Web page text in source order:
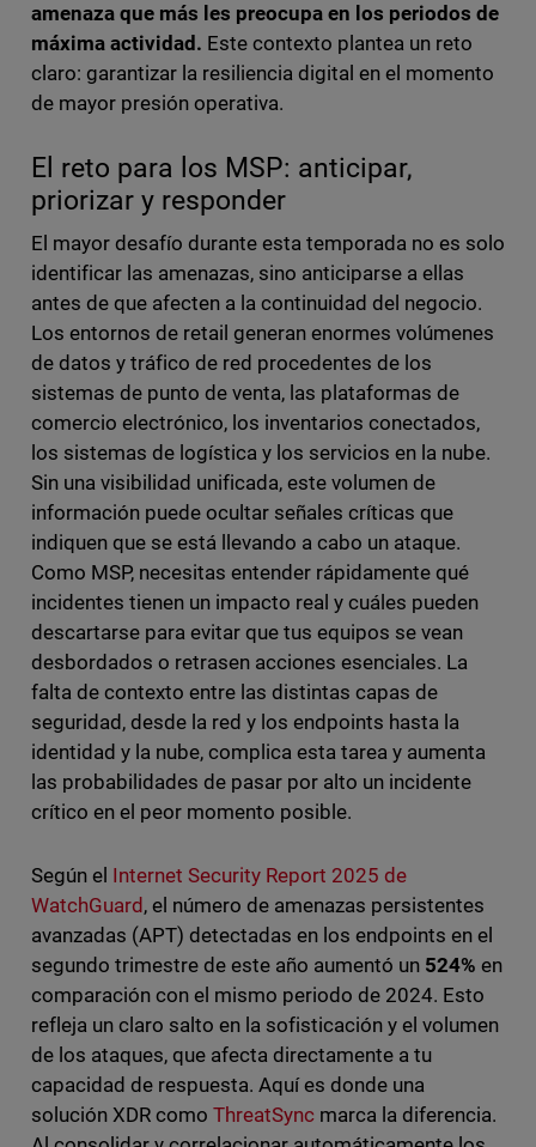
amenaza que más les preocupa en los periodos de
máxima actividad. Este contexto plantea un reto
claro: garantizar la resiliencia digital en el momento
de mayor presión operativa.
El reto para los MSP: anticipar,
priorizar y responder
El mayor desafío durante esta temporada no es solo
identificar las amenazas, sino anticiparse a ellas
antes de que afecten a la continuidad del negocio.
Los entornos de retail generan enormes volúmenes
de datos y tráfico de red procedentes de los
sistemas de punto de venta, las plataformas de
comercio electrónico, los inventarios conectados,
los sistemas de logística y los servicios en la nube.
Sin una visibilidad unificada, este volumen de
información puede ocultar señales críticas que
indiquen que se está llevando a cabo un ataque.
Como MSP, necesitas entender rápidamente qué
incidentes tienen un impacto real y cuáles pueden
descartarse para evitar que tus equipos se vean
desbordados o retrasen acciones esenciales. La
falta de contexto entre las distintas capas de
seguridad, desde la red y los endpoints hasta la
identidad y la nube, complica esta tarea y aumenta
las probabilidades de pasar por alto un incidente
crítico en el peor momento posible.
Según el Internet Security Report 2025 de
WatchGuard , el número de amenazas persistentes
avanzadas (APT) detectadas en los endpoints en el
segundo trimestre de este año aumentó un 524% en
comparación con el mismo periodo de 2024. Esto
refleja un claro salto en la sofisticación y el volumen
de los ataques, que afecta directamente a tu
capacidad de respuesta. Aquí es donde una
solución XDR como ThreatSyncmarca la diferencia.